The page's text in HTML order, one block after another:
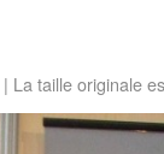
| La taille originale